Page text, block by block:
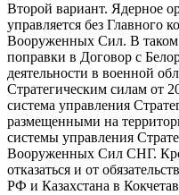
Второй вариант. Ядерное
управляется без Главного
Вооруженных Сил. В таком
поправки в Договор с
деятельности в военной
Стратегическим силам от
система управления
размещенными на
системы управления
Вооруженных Сил СНГ.
отказаться и от
РФ и Казахстана в